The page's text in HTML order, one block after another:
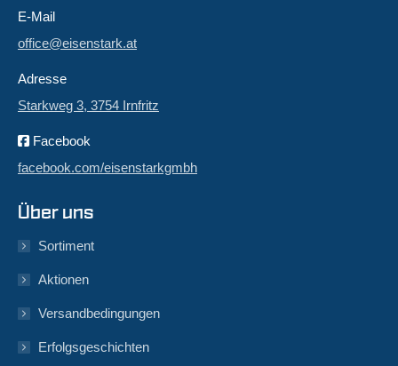
E-Mail
office@eisenstark.at
Adresse
Starkweg 3, 3754 Irnfritz
Facebook
facebook.com/eisenstarkgmbh
Über uns
Sortiment
Aktionen
Versandbedingungen
Erfolgsgeschichten